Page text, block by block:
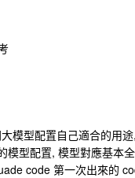
模型配置自己適合的用
模型配置, 模型對應基本
code 第一次出來的